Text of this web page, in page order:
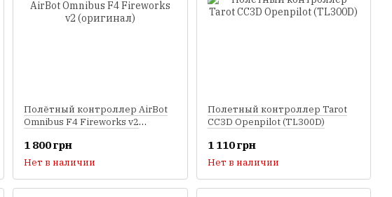
Полётный контроллер AirBot
Omnibus F4 Fireworks v2
1 800 грн
Нет в наличии
Полетный контроллер Tarot
CC3D Openpilot (TL300D)
1 110 грн
Нет в наличии